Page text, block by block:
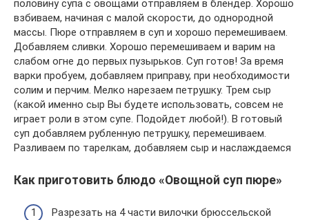
половину супа с овощами отправляем в блендер. Хорошо
взбиваем, начиная с малой скорости, до однородной
массы. Пюре отправляем в суп и хорошо перемешиваем.
Добавляем сливки. Хорошо перемешиваем и варим на
слабом огне до первых пузырьков. Суп готов! За время
варки пробуем, добавляем приправу, при необходимости
солим и перчим. Мелко нарезаем петрушку. Трем сыр
(какой именно сыр Вы будете использовать, совсем не
играет роли в этом супе. Подойдет любой!). В готовый
суп добавляем рубленную петрушку, перемешиваем.
Разливаем по тарелкам, добавляем сыр и наслаждаемся
Как приготовить блюдо «Овощной суп пюре»
Разрезать на 4 части вилочки брюссельской